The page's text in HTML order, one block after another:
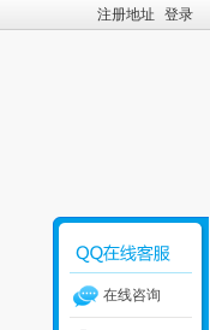
注册地址 登录
在线咨询